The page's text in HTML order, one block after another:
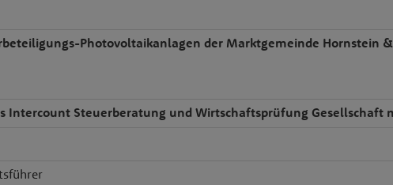
Photovoltaikanlagen der Marktgemeinde Hornstein &
Intercount Steuerberatung und Wirtschaftsprüfung Gesellschaft